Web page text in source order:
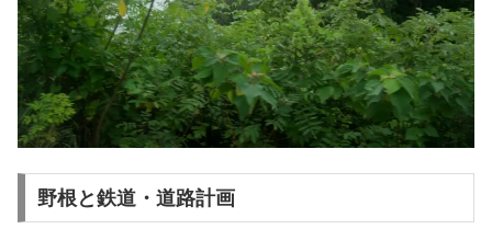
野根と鉄道・道路計画